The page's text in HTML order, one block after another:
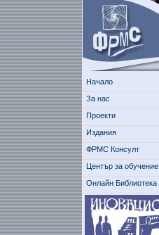
Начало
За нас
Проекти
Издания
ФРМС Консулт
Център за обучение
Онлайн Библиотека